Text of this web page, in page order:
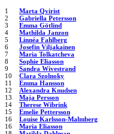
1 Marta Qvirist
2
Gabriella Petersson
3
Emma Götlind
4
Mathilda Janzon
5
Linnéa Fahlberg
6
Josefin Viljakainen
7
Maria Tolkatcheva
8
Sophie Eliasson
9
Sandra Wivestrand
10
Clara Szolnoky
11
Emma Hansson
12
Alexandra Knudsen
13
Maja Persson
14
Therese Wibrink
15
Emelie Pettersson
16
Louise Karlsson-Malmberg
16
Maria Eliasson